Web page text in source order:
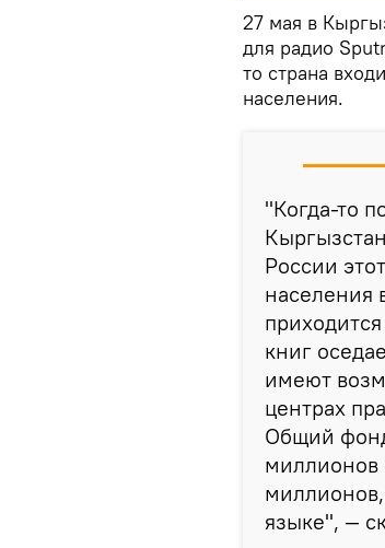
27 мая в
для радио
то страна
населения.
"Когда-то
России
населения
книг
имеют
центрах
Общий
миллионов
языке", —